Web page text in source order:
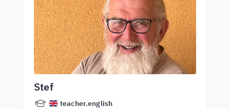
Stef
teacher.english